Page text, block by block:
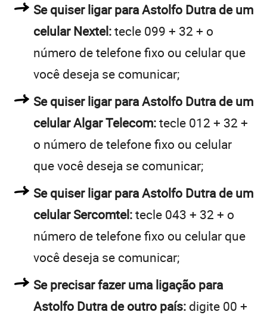
Se quiser ligar para Astolfo Dutra de um
celular Nextel:tecle 099 + 32 + o
número de telefone fixo ou celular que
você deseja se comunicar;
Se quiser ligar para Astolfo Dutra de um
celular Algar Telecom:tecle 012 + 32 +
o número de telefone fixo ou celular
que você deseja se comunicar;
Se quiser ligar para Astolfo Dutra de um
celular Sercomtel:tecle 043 + 32 + o
número de telefone fixo ou celular que
você deseja se comunicar;
Se precisar fazer uma ligação para
Astolfo Dutra de outro país: digite 00 +